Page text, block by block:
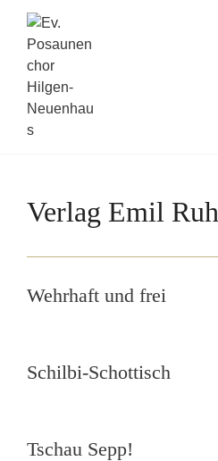
Verlag Emil Ruh
Wehrhaft und frei
Schilbi-Schottisch
Tschau Sepp!